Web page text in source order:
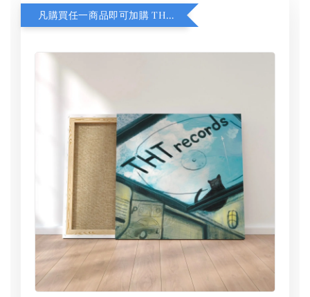
凡購買任一商品即可加購 THT 九週年 同一片天空 無框畫 30 x 30 cm 附掛勾 (黑膠封面大小）